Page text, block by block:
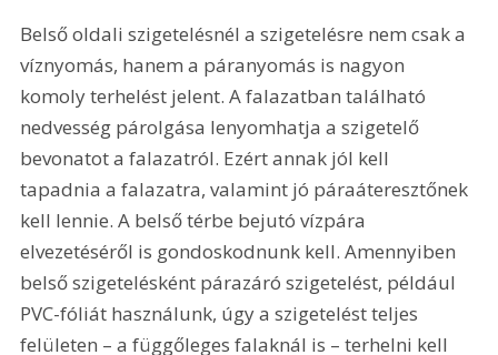
Belső oldali szigetelésnél a szigetelésre nem csak a
víznyomás, hanem a páranyomás is nagyon
komoly terhelést jelent. A falazatban található
nedvesség párolgása lenyomhatja a szigetelő
bevonatot a falazatról. Ezért annak jól kell
tapadnia a falazatra, valamint jó páraáteresztőnek
kell lennie. A belső térbe bejutó vízpára
elvezetéséről is gondoskodnunk kell. Amennyiben
belső szigetelésként párazáró szigetelést, például
PVC-fóliát használunk, úgy a szigetelést teljes
felületen – a függőleges falaknál is – terhelni kell